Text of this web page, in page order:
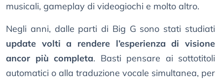
musicali, gameplay di videogiochi e molto altro.
Negli anni, dalle parti di Big G sono stati studiati
update volti a rendere l’esperienza di visione
ancor più completa. Basti pensare ai sottotitoli
automatici o alla traduzione vocale simultanea, per